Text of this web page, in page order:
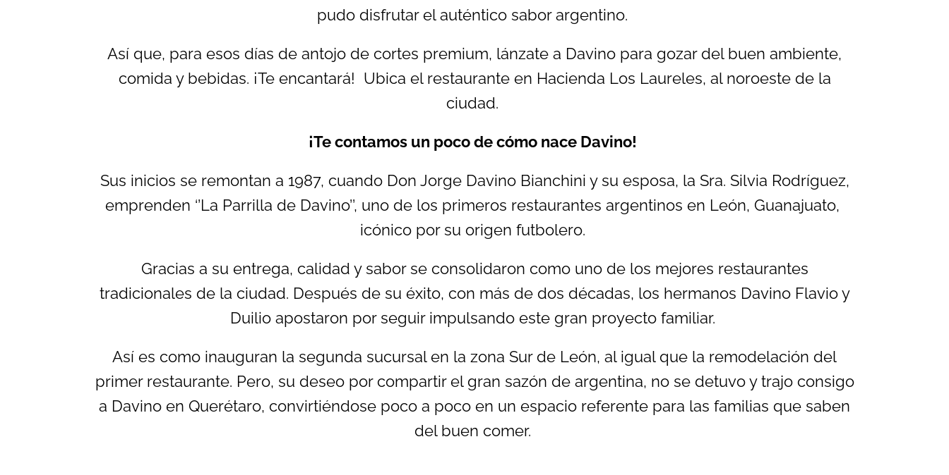
pudo disfrutar el auténtico sabor argentino.
Así que, para esos días de antojo de cortes premium, lánzate a Davino para gozar del buen ambiente,
comida y bebidas. ¡Te encantará! Ubica el restaurante en Hacienda Los Laureles, al noroeste de la
ciudad.
¡Te contamos un poco de cómo nace Davino!
Sus inicios se remontan a 1987, cuando Don Jorge Davino Bianchini y su esposa, la Sra. Silvia Rodríguez,
emprenden ‘’La Parrilla de Davino’’, uno de los primeros restaurantes argentinos en León, Guanajuato,
icónico por su origen futbolero.
Gracias a su entrega, calidad y sabor se consolidaron como uno de los mejores restaurantes
tradicionales de la ciudad. Después de su éxito, con más de dos décadas, los hermanos Davino Flavio y
Duilio apostaron por seguir impulsando este gran proyecto familiar.
Así es como inauguran la segunda sucursal en la zona Sur de León, al igual que la remodelación del
primer restaurante. Pero, su deseo por compartir el gran sazón de argentina, no se detuvo y trajo consigo
a Davino en Querétaro, convirtiéndose poco a poco en un espacio referente para las familias que saben
del buen comer.